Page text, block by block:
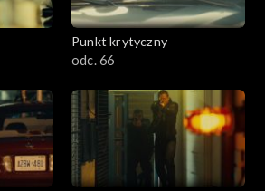
Punkt krytyczny
odc. 66